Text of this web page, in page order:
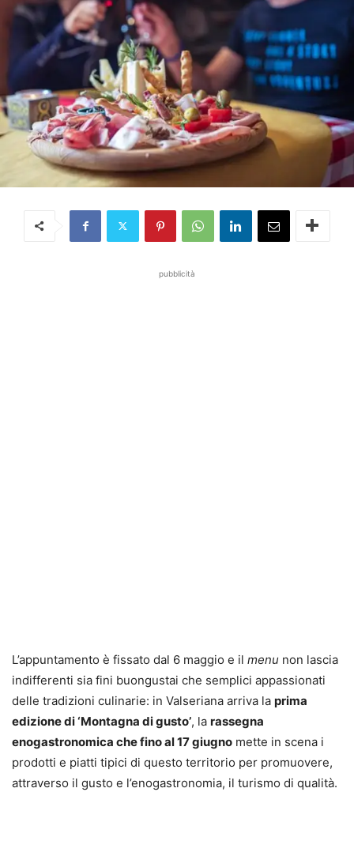
pubblicità
L’appuntamento è fissato dal 6 maggio e il menu non lascia
indifferenti sia fini buongustai che semplici appassionati
delle tradizioni culinarie: in Valseriana arriva la prima
edizione di ‘Montagna di gusto’, la rassegna
enogastronomica che fino al 17 giugno mette in scena i
prodotti e piatti tipici di questo territorio per promuovere,
attraverso il gusto e l’enogastronomia, il turismo di qualità.